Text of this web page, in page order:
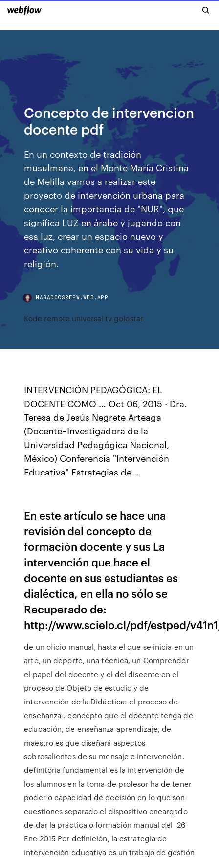
Concepto de intervencion
docente pdf
En un contexto de tradición
musulmana, en el Monte María Cristina
de Melilla vamos a realizar este
proyecto de intervención urbana para
conocer la importancia de "NUR", que
significa LUZ en árabe y jugando con
esa luz, crear un espacio nuevo y
creativo coherente con su vida y su
religión.
MAGADOCSREPW.WEB.APP
Kode remote universal tv goldstar
INTERVENCIÓN PEDAGÓGICA: EL
DOCENTE COMO … Oct 06, 2015 · Dra.
Teresa de Jesús Negrete Arteaga
(Docente–Investigadora de la
Universidad Pedagógica Nacional,
México) Conferencia "Intervención
Educativa" Estrategias de …
En este artículo se hace una
revisión del concepto de
formación docente y sus La
intervención que hace el
docente en sus estudiantes es
dialéctica, en ella no sólo se
Recuperado de:
http://www.scielo.cl/pdf/estped/
de un oficio manual, hasta el que se inicia en un
arte, un deporte, una técnica, un Comprender
el papel del docente y el del discente en el
proceso de Objeto de estudio y de
intervención de la Didáctica: el proceso de
enseñanza-. concepto que el docente tenga de
educación, de enseñanza aprendizaje, de
maestro es que diseñará aspectos
sobresalientes de su mensaje e intervención.
definitoria fundamental es la intervención de
los alumnos en la toma de profesor ha de tener
poder o capacidad de decisión en lo que son
cuestiones separado el dispositivo encargado
de dar la práctica o formación manual del 26
Ene 2015 Por definición, la estrategia de
intervención educativa es un trabajo de gestión